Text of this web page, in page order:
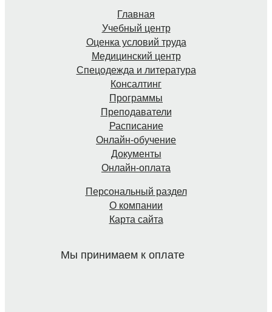
Главная
Учебный центр
Оценка условий труда
Медицинский центр
Спецодежда и литература
Консалтинг
Программы
Преподаватели
Расписание
Онлайн-обучение
Документы
Онлайн-оплата
Персональный раздел
О компании
Карта сайта
Мы принимаем к оплате